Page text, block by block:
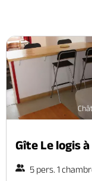
Gîte Le logis
5 pers. 1